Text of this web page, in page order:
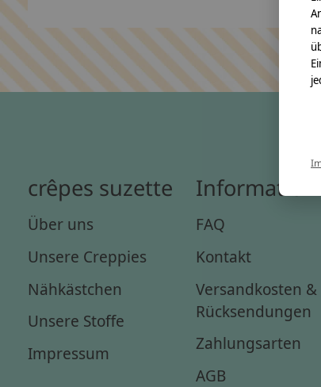
crêpes suzette
Über uns
Unsere Creppies
Nähkästchen
Unsere Stoffe
Impressum
FAQ
Kontakt
Versandkosten &
Rücksendungen
Zahlungsarten
AGB